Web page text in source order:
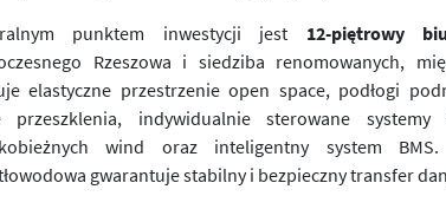
punktem inwestycji jest 12-piętrowy
Rzeszowa i siedziba renomowanych,
elastyczne przestrzenie open space, podłogi
przeszklenia, indywidualnie sterowane
wind oraz inteligentny system
gwarantuje stabilny i bezpieczny transfer